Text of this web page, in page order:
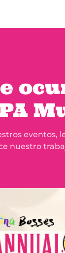
eventos,
nuestro